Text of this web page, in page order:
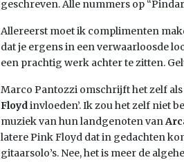
geschreven. Alle nummers op
Allereerst moet ik complimenten
dat je ergens in een verwaarloosde
een prachtig werk achter te zitten.
Marco Pantozzi omschrijft het zelf als
Floydinvloeden’. Ik zou het zelf niet
muziek van hun landgenoten van
latere Pink Floyd dat in gedachten
gitaarsolo’s. Nee, het is meer de